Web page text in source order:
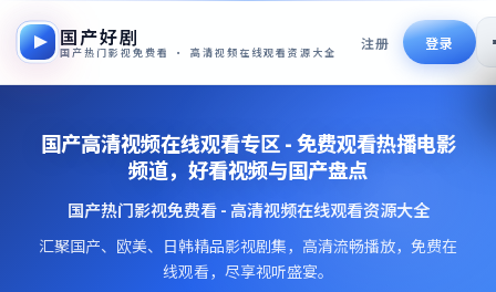
国产好剧
国产热门影视免费看 · 高清视频在线观看资源大全
注册 登录
国产高清视频在线观看专区 - 免费观看热播电影
频道，好看视频与国产盘点
国产热门影视免费看 - 高清视频在线观看资源大全
汇聚国产、欧美、日韩精品影视剧集，高清流畅播放，免费在
线观看，尽享视听盛宴。